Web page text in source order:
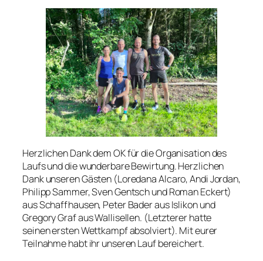
Herzlichen Dank dem OK für die Organisation des
Laufs und die wunderbare Bewirtung. Herzlichen
Dank unseren Gästen (Loredana Alcaro, Andi Jordan,
Philipp Sammer, Sven Gentsch und Roman Eckert)
aus Schaffhausen, Peter Bader aus Islikon und
Gregory Graf aus Wallisellen. (Letzterer hatte
seinen ersten Wettkampf absolviert). Mit eurer
Teilnahme habt ihr unseren Lauf bereichert.